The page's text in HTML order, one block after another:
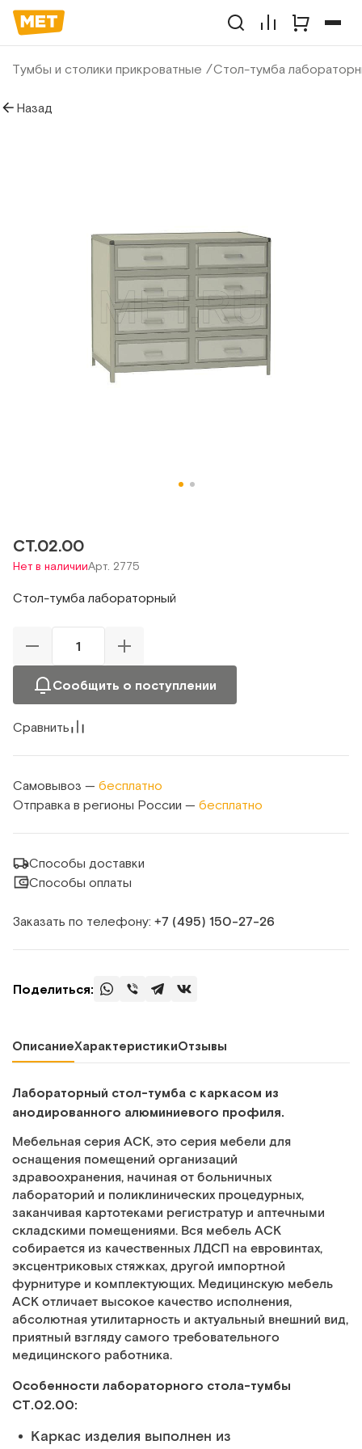
Тумбы и столики прикроватные Стол-тумба
Назад
СТ.02.00
Нет в наличииАрт. 2775
Стол-тумба лабораторный
Сообщить о поступлении
Сравнить
Самовывоз — бесплатно
Отправка в регионы России — бесплатно
Способы доставки
Способы оплаты
Заказать по телефону: +7 (495) 150‑27‑26
Поделиться:
ОписаниеХарактеристикиОтзывы
Лабораторный стол-тумба с каркасом из
анодированного алюминиевого профиля.
Мебельная серия АСК, это серия мебели для
оснащения помещений организаций
здравоохранения, начиная от больничных
лабораторий и поликлинических процедурных,
заканчивая картотеками регистратур и аптечными
складскими помещениями. Вся мебель АСК
собирается из качественных ЛДСП на евровинтах,
эксцентриковых стяжках, другой импортной
фурнитуре и комплектующих. Медицинскую мебель
АСК отличает высокое качество исполнения,
абсолютная утилитарность и актуальный внешний вид,
приятный взгляду самого требовательного
медицинского работника.
Особенности лабораторного стола-тумбы
СТ.02.00:
Каркас изделия выполнен из